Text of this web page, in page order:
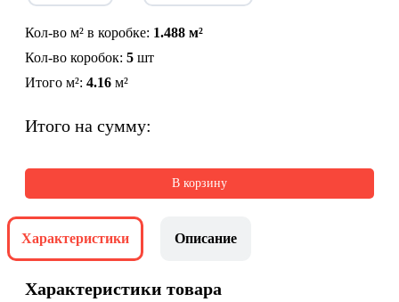
Кол-во м² в коробке: 1.488 м²
Кол-во коробок: 5 шт
Итого м²: 4.16 м²
Итого на сумму:
В корзину
Характеристики Описание
Характеристики товара